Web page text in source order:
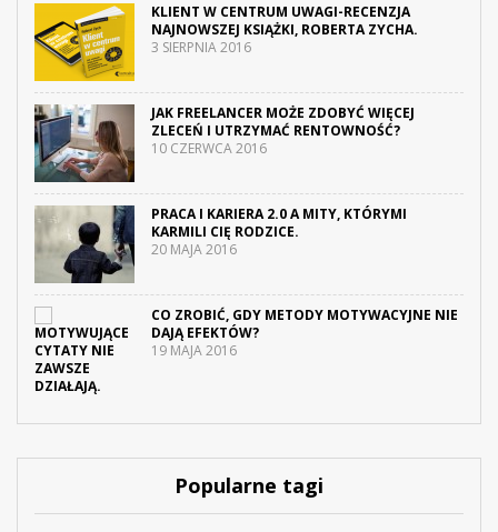
KLIENT W CENTRUM UWAGI-RECENZJA
NAJNOWSZEJ KSIĄŻKI, ROBERTA ZYCHA.
3 SIERPNIA 2016
JAK FREELANCER MOŻE ZDOBYĆ WIĘCEJ
ZLECEŃ I UTRZYMAĆ RENTOWNOŚĆ?
10 CZERWCA 2016
PRACA I KARIERA 2.0 A MITY, KTÓRYMI
KARMILI CIĘ RODZICE.
20 MAJA 2016
CO ZROBIĆ, GDY METODY MOTYWACYJNE NIE
DAJĄ EFEKTÓW?
19 MAJA 2016
Popularne tagi